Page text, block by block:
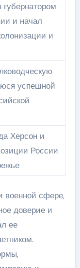
и начал
и
успешной
Херсон и
России
военной сфере,
доверие и
ее